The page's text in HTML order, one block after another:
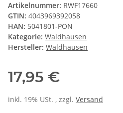
Artikelnummer: RWF17660
GTIN: 4043969392058
HAN: 5041801-PON
Kategorie: Waldhausen
Hersteller: Waldhausen
17,95 €
inkl. 19% USt. , zzgl. Versand